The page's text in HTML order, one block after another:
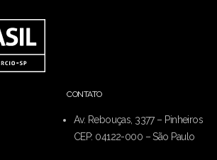
CONTATO
Av. Rebouças, 3377 – Pinheiros
CEP: 04122-000 – São Paulo